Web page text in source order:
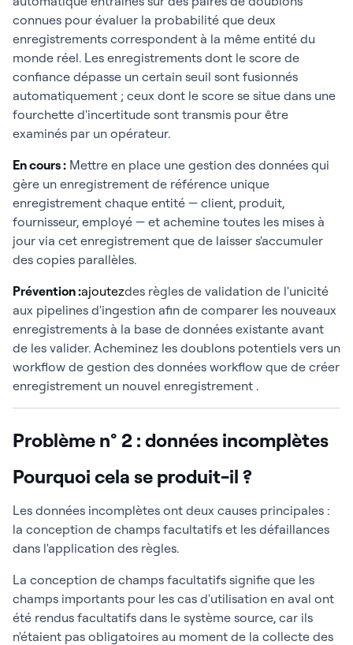
connues pour évaluer la probabilité que deux
enregistrements correspondent à la même entité du
monde réel. Les enregistrements dont le score de
confiance dépasse un certain seuil sont fusionnés
automatiquement ; ceux dont le score se situe dans une
fourchette d'incertitude sont transmis pour être
examinés par un opérateur.
En cours : Mettre en place une gestion des données qui
gère un enregistrement de référence unique
enregistrement chaque entité — client, produit,
fournisseur, employé — et achemine toutes les mises à
jour via cet enregistrement que de laisser s'accumuler
des copies parallèles.
Prévention :ajoutezdes règles de validation de l'unicité
aux pipelines d'ingestion afin de comparer les nouveaux
enregistrements à la base de données existante avant
de les valider. Acheminez les doublons potentiels vers un
workflow de gestion des données workflow que de créer
enregistrement un nouvel enregistrement .
Problème n° 2 : données incomplètes
Pourquoi cela se produit-il ?
Les données incomplètes ont deux causes principales :
la conception de champs facultatifs et les défaillances
dans l'application des règles.
La conception de champs facultatifs signifie que les
champs importants pour les cas d'utilisation en aval ont
été rendus facultatifs dans le système source, car ils
n'étaient pas obligatoires au moment de la collecte des